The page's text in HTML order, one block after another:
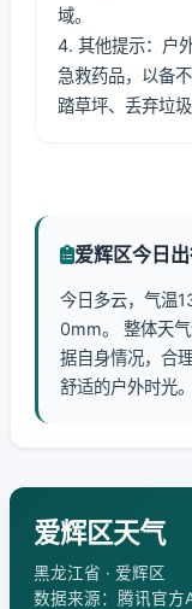
域。
4. 其他提示：户
急救药品，以备
踏草坪、丢弃垃圾
爱辉区今日出
今日多云，气温
0mm。 整体天
据自身情况，合
舒适的户外时光。
爱辉区天气
黑龙江省 · 爱辉区
数据来源：腾讯官方